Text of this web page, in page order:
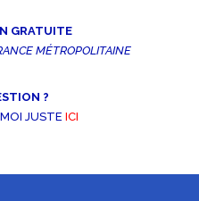
GRATUITE
MÉTROPOLITAINE
?
JUSTE ICI